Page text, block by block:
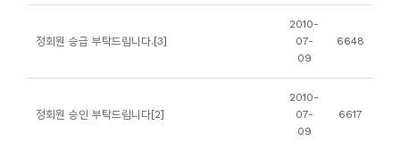
정회원 승급 부탁드립니다.[3]
2010-
07-
09
6648
정회원 승인 부탁드립니다[2]
2010-
07-
09
6617